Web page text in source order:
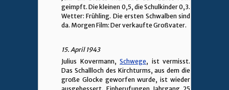
geimpft. Die kleinen 0,5, die Schulkinder 0,3.
Wetter: Frühling. Die ersten Schwalben sind
da. Morgen Film: Der verkaufte Großvater.
15. April 1943
Julius Kovermann, Schwege, ist vermisst.
Das Schallloch des Kirchturms, aus dem die
große Glocke geworfen wurde, ist wieder